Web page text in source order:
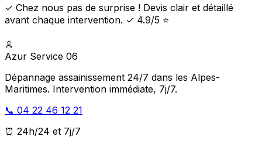
✓ Chez nous pas de surprise ! Devis clair et détaillé
avant chaque intervention. ✓ 4.9/5 ⭐
🚿
Azur Service 06
Dépannage assainissement 24/7 dans les Alpes-
Maritimes. Intervention immédiate, 7j/7.
📞 04 22 46 12 21
⏰ 24h/24 et 7j/7